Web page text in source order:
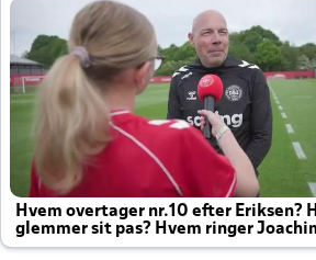
Hvem overtager nr.10 efter Eriksen?
glemmer sit pas? Hvem ringer
altid til efter kampe?